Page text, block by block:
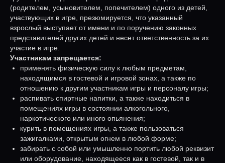
(родителем, усыновителем, попечителем) одного из детей,
участвующих в игре, презюмируется, что указанный
взрослый выступает от имени и по поручению законных
представителей других детей и несет ответственность за их
участие в игре.
Участникам запрещается:
применять физическую силу к любым предметам,
находящимся в гостевой и игровой зонах, а также по
отношению к другим участникам игры и персоналу игры;
распивать спиртные напитки, а также находиться в
помещениях игры в состоянии алкогольного,
наркотического или иного опьянения;
курить в помещениях игры, а также пользоваться
зажигалками, открытым огнем в любой форме;
забирать с собой или умышленно портить любой реквизит
или оборудование, находящееся как в гостевой, так и в